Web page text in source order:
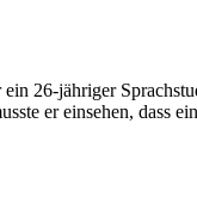
26-jähriger
er einsehen, dass